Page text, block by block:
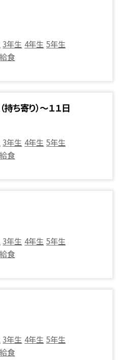
3年生 4年生 5年生
給食
ち寄り）～１１日
3年生 4年生 5年生
給食
3年生 4年生 5年生
給食
3年生 4年生 5年生
給食